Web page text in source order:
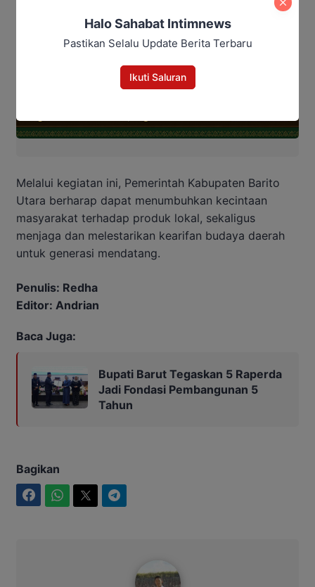
Melalui kegiatan ini, Pemerintah Kabupaten Barito
Utara berharap dapat menumbuhkan kecintaan
masyarakat terhadap produk lokal, sekaligus
menjaga dan melestarikan kearifan budaya daerah
untuk generasi mendatang.
Penulis: Redha
Editor: Andrian
Baca Juga:
Bupati Barut Tegaskan 5 Raperda
Jadi Fondasi Pembangunan 5
Tahun
Bagikan
Halo Sahabat Intimnews
Pastikan Selalu Update Berita Terbaru
Ikuti Saluran